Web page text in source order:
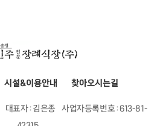
시설&이용안내 찾아오시는길
대표자 : 김은종 사업자등록번호 : 613-81-